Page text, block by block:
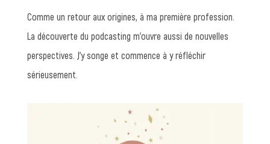
Comme un retour aux origines, à ma première profession.
La découverte du podcasting m’ouvre aussi de nouvelles
perspectives. J’y songe et commence à y réfléchir
sérieusement.